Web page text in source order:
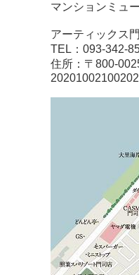
マンションミュ
アーティックス
TEL：093-342-
住所：〒800-